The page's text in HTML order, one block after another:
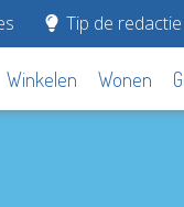
Tip de redactie
Winkelen Wonen